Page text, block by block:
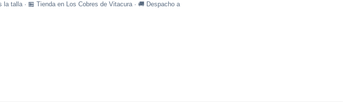
talla · 🏪 Tienda en Los Cobres de Vitacura · 🚚 Despacho a